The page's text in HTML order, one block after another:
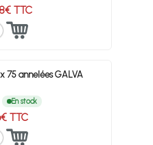
TTC
x 75 annelées GALVA
En stock
TTC